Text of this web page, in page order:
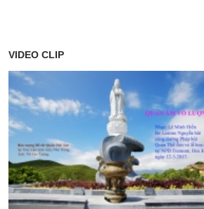
VIDEO CLIP